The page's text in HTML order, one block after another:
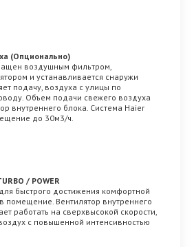
(Опционально)
воздушным фильтром,
и устанавливается снаружи
подачу, воздуха с улицы по
Объем подачи свежего воздуха
внутреннего блока. Система Haier
до 30м3/ч.
/ POWER
быстрого достижения комфортной
помещение. Вентилятор внутреннего
работать на сверхвысокой скорости,
с повышенной интенсивностью